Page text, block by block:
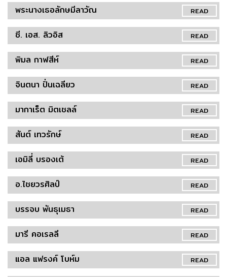
READ
พระนางเธอลักษมีลาวัณ
READ
ซี. เอส. ลิวอิส
READ
พิมล กาฬสีห์
READ
จินตนา ปิ่นเฉลียว
READ
มากาเร็ต มิตเชลล์
READ
สันต์ เทวรักษ์
READ
เอมิลี่ บรองเต้
READ
อ.ไชยวรศิลป์
READ
บรรจบ พันธุเมธา
READ
มารี คอเรลลี
READ
แอล แฟรงค์ โบห์ม